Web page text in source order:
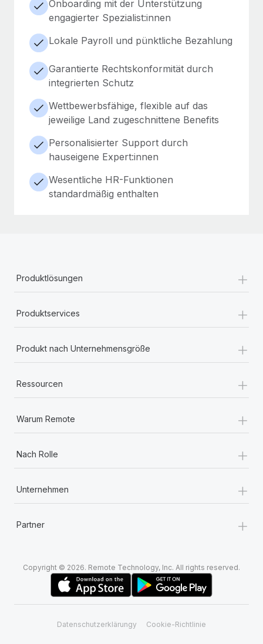
Onboarding mit der Unterstützung
engagierter Spezialist:innen
Lokale Payroll und pünktliche Bezahlung
Garantierte Rechtskonformität durch
integrierten Schutz
Wettbewerbsfähige, flexible auf das
jeweilige Land zugeschnittene Benefits
Personalisierter Support durch
hauseigene Expert:innen
Wesentliche HR-Funktionen
standardmäßig enthalten
Produktlösungen +
Produktservices +
Produkt nach Unternehmensgröße +
Ressourcen +
Warum Remote +
Nach Rolle +
Unternehmen +
Partner +
Copyright © 2026. Remote Technology, Inc. All rights reserved.
Datenschutzerklärungy Cookie-Richtlinie